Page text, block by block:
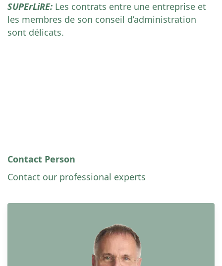
SUPErLiRE: Les contrats entre une entreprise et
les membres de son conseil d’administration
sont délicats.
Contact Person
Contact our professional experts